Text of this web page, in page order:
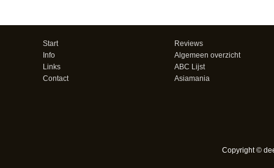
Start
Info
Links
Contact
Reviews
Algemeen overzicht
ABC Lijst
Asiamania
Copyright ©